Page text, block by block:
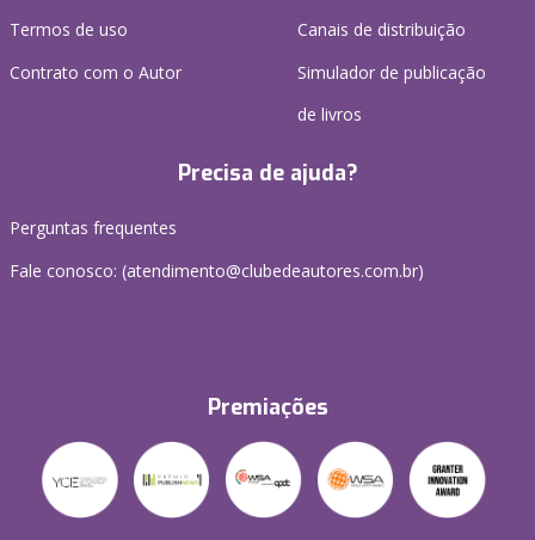
Termos de uso
Contrato com o Autor
Canais de distribuição
Simulador de publicação
de livros
Precisa de ajuda?
Perguntas frequentes
Fale conosco: (atendimento@clubedeautores.com.br)
Premiações